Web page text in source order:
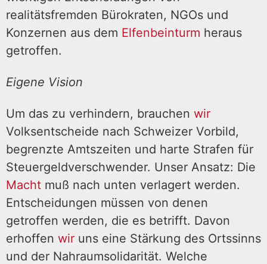
realitätsfremden Bürokraten, NGOs und
Konzernen aus dem Elfenbeinturm heraus
getroffen.
Eigene Vision
Um das zu verhindern, brauchen wir
Volksentscheide nach Schweizer Vorbild,
begrenzte Amtszeiten und harte Strafen für
Steuergeldverschwender. Unser Ansatz: Die
Macht muß nach unten verlagert werden.
Entscheidungen müssen von denen
getroffen werden, die es betrifft. Davon
erhoffen wir uns eine Stärkung des Ortssinns
und der Nahraumsolidarität. Welche